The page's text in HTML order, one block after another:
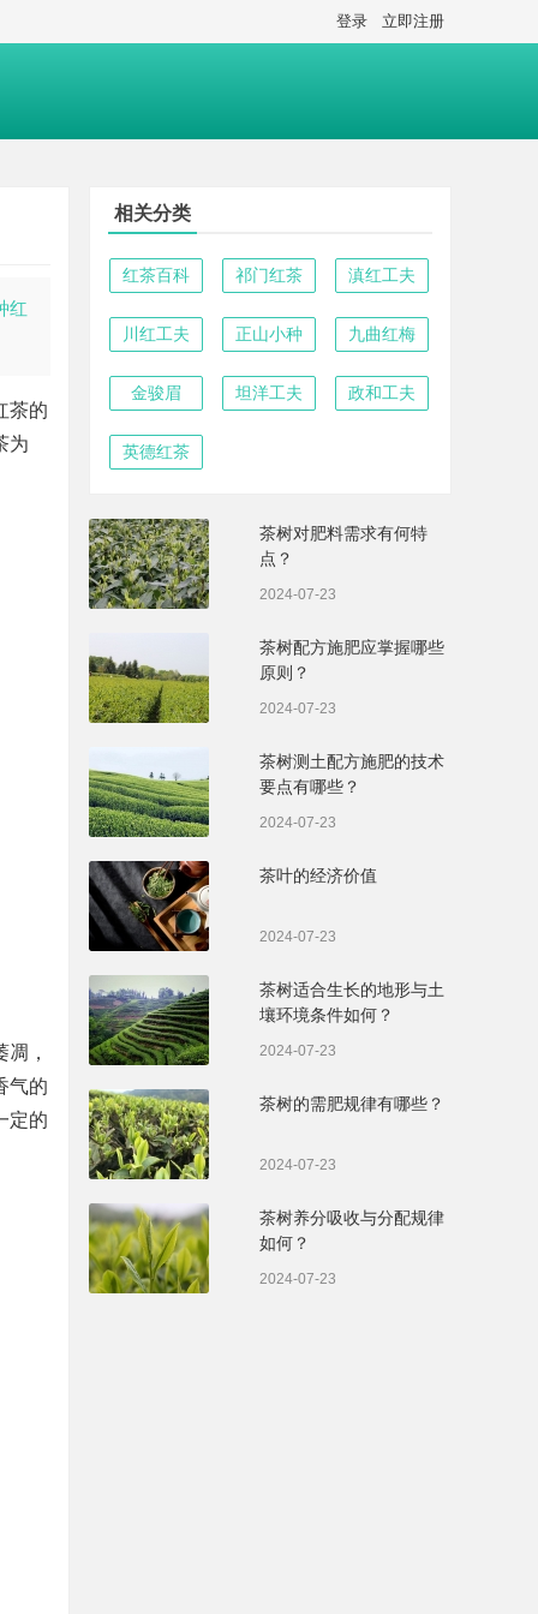
登录 立即注册
红
茶的
为
，
气的
定的
相关分类
红茶百科 祁门红茶 滇红工夫
川红工夫 正山小种 九曲红梅
金骏眉 坦洋工夫 政和工夫
英德红茶
茶树对肥料需求有何特
点？
2024-07-23
茶树配方施肥应掌握哪些
原则？
2024-07-23
茶树测土配方施肥的技术
要点有哪些？
2024-07-23
茶叶的经济价值
2024-07-23
茶树适合生长的地形与土
壤环境条件如何？
2024-07-23
茶树的需肥规律有哪些？
2024-07-23
茶树养分吸收与分配规律
如何？
2024-07-23